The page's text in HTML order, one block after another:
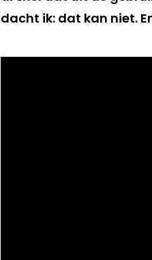
dacht ik: dat kan niet.